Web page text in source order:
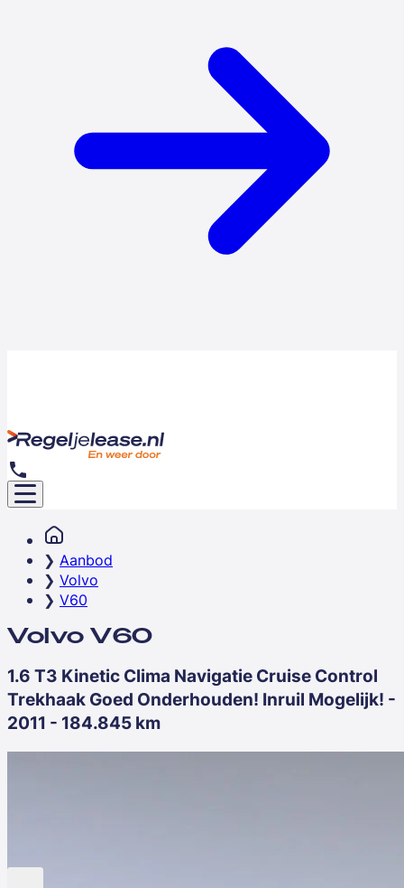
Aanbod
Volvo
V60
Volvo V60
1.6 T3 Kinetic Clima Navigatie Cruise Control
Trekhaak Goed Onderhouden! Inruil Mogelijk! -
2011 - 184.845 km